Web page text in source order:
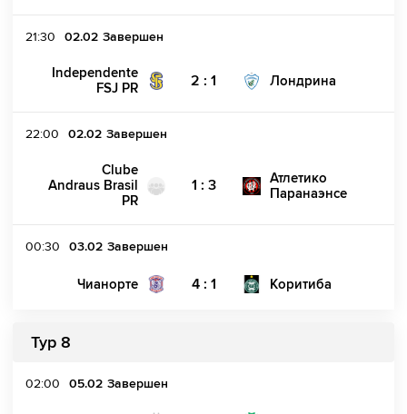
21:30 02.02 Завершен
Independente
FSJ PR
2 : 1 Лондрина
22:00 02.02 Завершен
Clube
Andraus Brasil
PR
1 : 3
Атлетико
Паранаэнсе
00:30 03.02 Завершен
Чианорте 4 : 1 Коритиба
Тур 8
02:00 05.02 Завершен